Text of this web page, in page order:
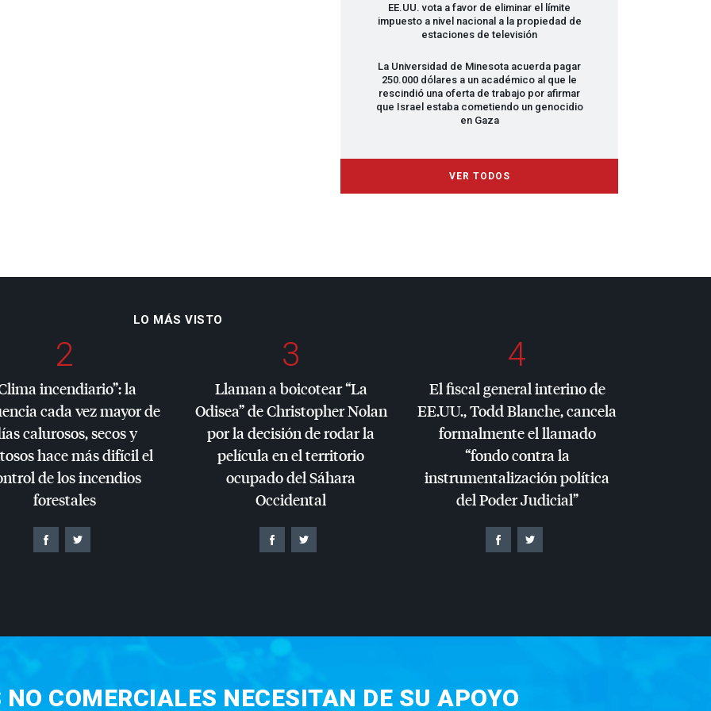
EE.UU. vota a favor de eliminar el límite
impuesto a nivel nacional a la propiedad de
estaciones de televisión
La Universidad de Minesota acuerda pagar
250.000 dólares a un académico al que le
rescindió una oferta de trabajo por afirmar
que Israel estaba cometiendo un genocidio
en Gaza
VER TODOS
LO MÁS VISTO
2
incendiario”: la
cada vez mayor de
calurosos, secos y
hace más difícil el
de los incendios
forestales
3
Llaman a boicotear “La
Odisea” de Christopher Nolan
por la decisión de rodar la
película en el territorio
ocupado del Sáhara
Occidental
4
El fiscal general interino de
EE.UU., Todd Blanche, cancela
formalmente el llamado
“fondo contra la
instrumentalización política
del Poder Judicial”
COMERCIALES NECESITAN DE SU APOYO